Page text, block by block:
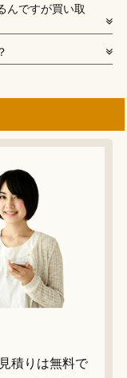
んですが買い取
積りは無料で